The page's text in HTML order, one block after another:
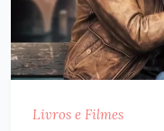
Livros e Filmes